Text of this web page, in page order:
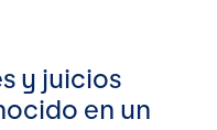
y juicios
en un